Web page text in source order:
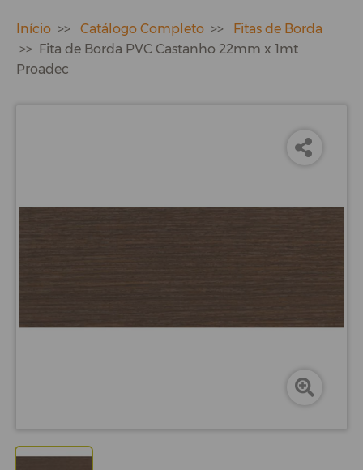
Início Catálogo Completo
Fitas de Borda
Fita de Borda PVC Castanho 22mm x 1mt
Proadec